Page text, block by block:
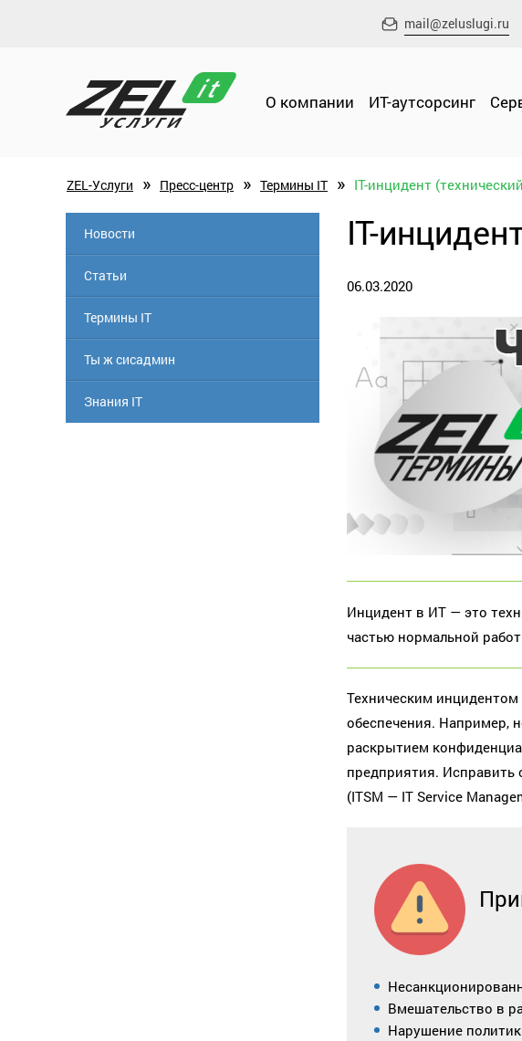
mail@zeluslugi.ru
О компании ИТ-аутсорсинг
ZEL-Услуги » Пресс-центр » Термины IT » IT-инцидент
Новости
Статьи
Термины IT
Ты ж сисадмин
Знания IT
IT-
06.03.2020
Инцидент в ИТ — это
частью нормальной
Техническим
обеспечения. Например,
раскрытием
предприятия. Исправить
(ITSM — IT Service
Вмешательство в
Нарушение